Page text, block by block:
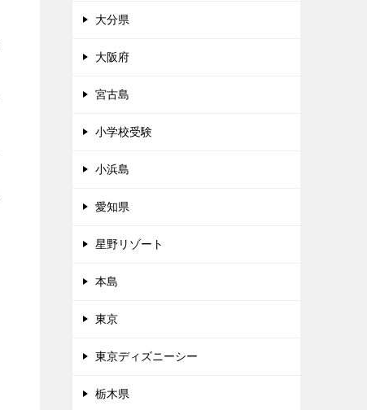
大分県
大阪府
宮古島
小学校受験
小浜島
愛知県
星野リゾート
本島
東京
東京ディズニーシー
栃木県